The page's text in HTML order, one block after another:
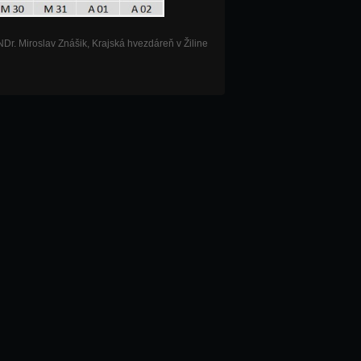
Miroslav Znášik, Krajská hvezdáreň v Žiline